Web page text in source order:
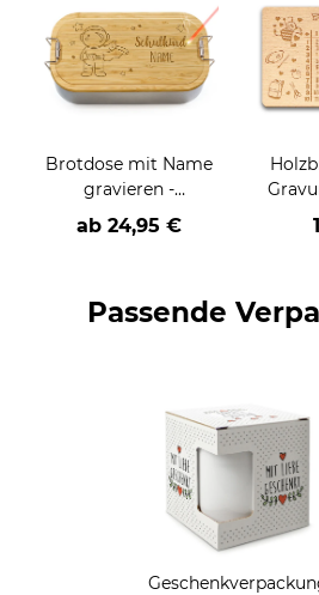
Brotdose mit Name
gravieren -
Schulkind-Astronaut
ab 24,95 €
Passende